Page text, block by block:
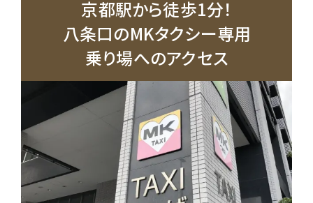
京都駅から徒歩1分！
八条口のMKタクシー専用
乗り場へのアクセス